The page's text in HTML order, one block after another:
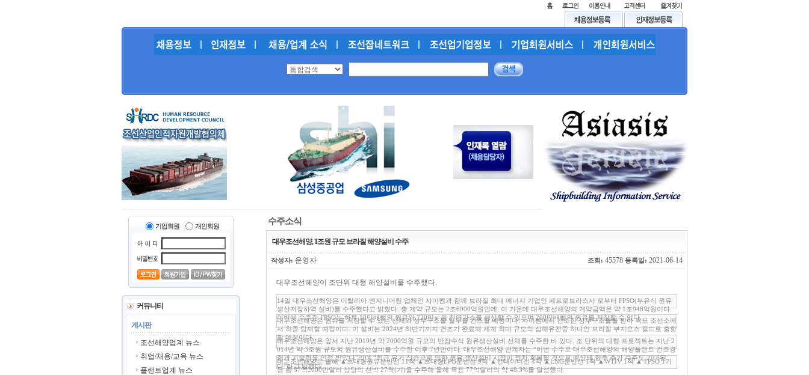
기업회원 개인회원
커뮤니티
게시판
조선해양업계 뉴스
취업/채용/교육 뉴스
플랜트업계 뉴스
수주소식
대우조선해양, 1조원 규모 브라질 해양설비 수주
작성자: 운영자 조회: 45578 등록일: 2021-06-14
대우조선해양이 조단위 대형 해양설비를 수주했다.
14일 대우조선해양은 이탈리아 엔지니어링 업체인 사이펨과 함께 브라질 최대 에너지 기업인 페트로브라스사 로부터 FPSO(부유식 원유
생산저장하역 설비)를 수주했다고 밝혔다. 총 계약 규모는 2조6000억원인데, 이 가운데 대우조선해양의 계약금액은 약 1조948억원이다.
이번에 수주한 FPSO는 하루 18만배럴의 원유와 720만㎥의 천연가스를 생산할 수 있으며 200만배럴의 원유를 저장할 수 있다.
대우조선해양은 원유를 저장할 수 있는 선체와 상부구조물 일부를 건조할 예정이다. 사이펨에서 건조한 상부구조물을 받아 옥포 조선소에
서 최종 탑재할 예정이다. 이 설비는 2024년 하반기까지 건조가 완료돼 세계 최대 규모의 심해유전중 하나인 브라질 부지오스 필드로 출항
할 예정이다.
대우조선해양은 앞서 지난 2019년 약 2000억원 규모의 반잠수식 원유생산설비 선체를 수주한 바 있다. 조 단위의 대형 프로젝트는 지난 2
014년 약 3조원 규모의 원유생산설비를 수주한 이후 7년만이다. 대우조선해양 관계자는 “이번 수주로 대우조선해양의 해양플랜트 건조경
험과 기술력을 인정 받았다”라며 “최근 유가 상승으로 인한 원유 생산설비 시장이 점차 회복될 것으로 예상돼 향후 추가 수주도 기대된
다”라고 말했다.
대우조선해양은 올해 ▲초대형원유운반선 11척 ▲초대형LPG운반선 9척 ▲컨테이너선 4척 ▲LNG운반선 1척 ▲WTIV 1척 ▲ FPSO 1기
등 총 37억2000만달러 상당의 선박 27척(기)을 수주해 올해 목표 77억달러의 약 48.3%를 달성했다.